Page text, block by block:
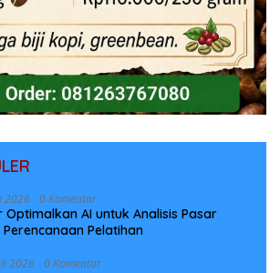
2026 0 Komentar
Optimalkan AI untuk Analisis Pasar
Pelatihan
2026 0 Komentar